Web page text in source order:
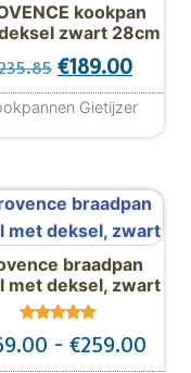
was: €214.20.
is: €169.00.
kookpan
zwart 28cm
€189.00
Gietijzer
€169.00 tot
braadpan
met deksel, zwart
d
- €259.00